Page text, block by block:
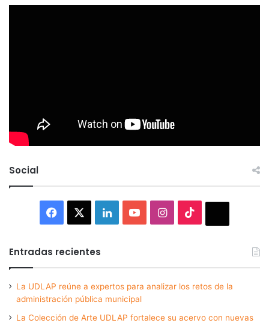
Social
Facebook LinkedInYouTubeInstagram
Entradas recientes
La UDLAP reúne a expertos para analizar los retos de la
administración pública municipal
La Colección de Arte UDLAP fortalece su acervo con nuevas